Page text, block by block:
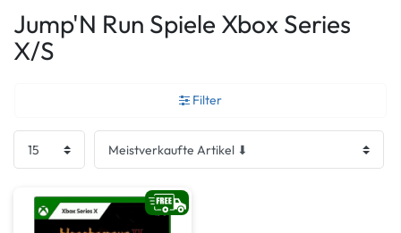
Jump'N Run Spiele Xbox Series
X/S
Filter